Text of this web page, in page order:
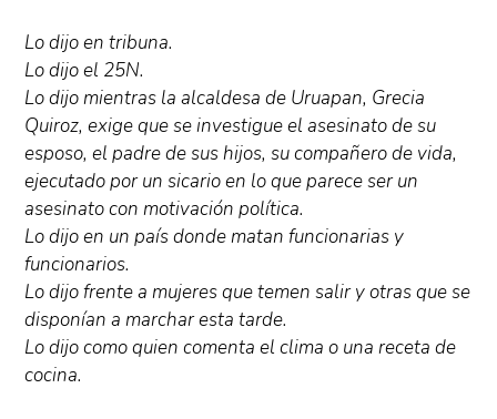
Lo dijo en tribuna.
Lo dijo el 25N.
Lo dijo mientras la alcaldesa de Uruapan, Grecia
Quiroz, exige que se investigue el asesinato de su
esposo, el padre de sus hijos, su compañero de vida,
ejecutado por un sicario en lo que parece ser un
asesinato con motivación política.
Lo dijo en un país donde matan funcionarias y
funcionarios.
Lo dijo frente a mujeres que temen salir y otras que se
disponían a marchar esta tarde.
Lo dijo como quien comenta el clima o una receta de
cocina.